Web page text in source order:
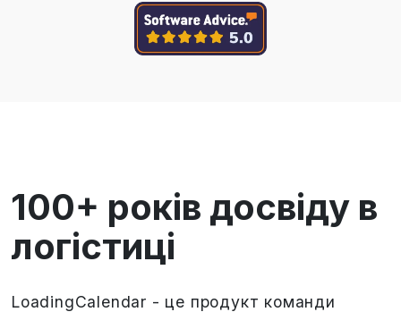
100+ років досвіду в
логістиці
LoadingCalendar - це продукт команди